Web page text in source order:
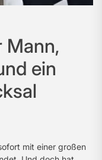
Mann,
ein
mit einer großen